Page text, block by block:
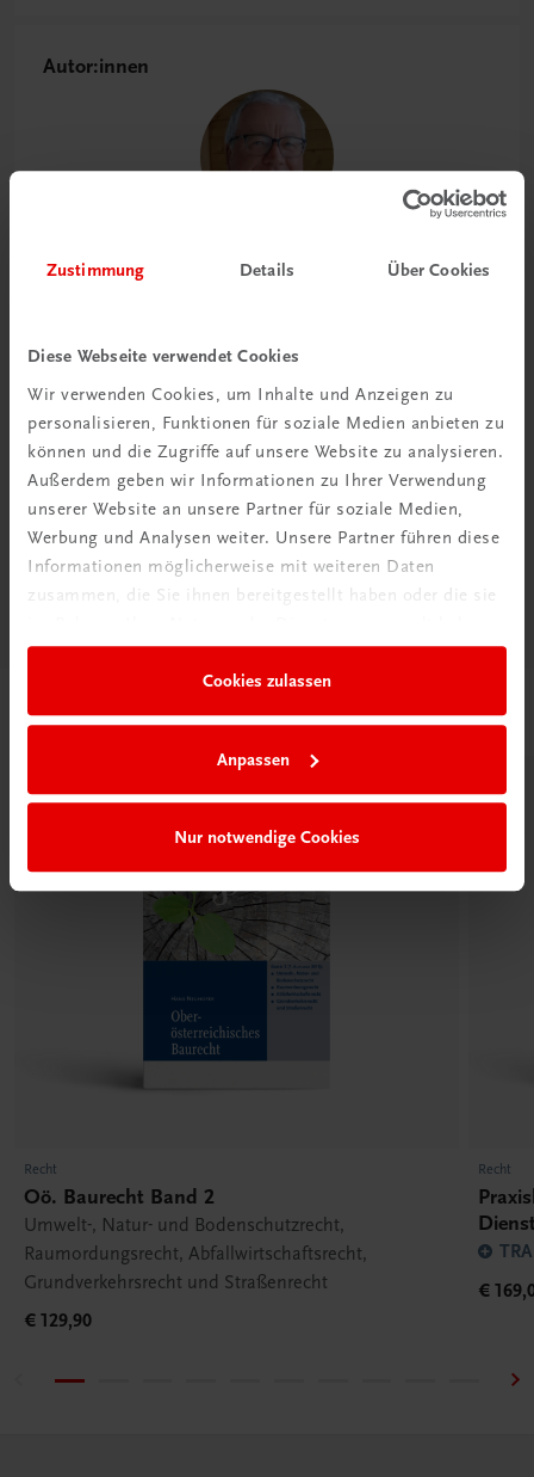
Zustimmung Details Über Cookies
Diese Webseite verwendet Cookies
Wir verwenden Cookies, um Inhalte und Anzeigen zu
personalisieren, Funktionen für soziale Medien anbieten zu
können und die Zugriffe auf unsere Website zu analysieren.
Außerdem geben wir Informationen zu Ihrer Verwendung
unserer Website an unsere Partner für soziale Medien,
Werbung und Analysen weiter. Unsere Partner führen diese
Informationen möglicherweise mit weiteren Daten
zusammen, die Sie ihnen bereitgestellt haben oder die sie
Cookies zulassen
Anpassen
Nur notwendige Cookies
Autor:innen
Rechtsbereichen des Sicherheits- und
an Gemeinden, Organisationen und Vereine weitergibt.
Diese Seite teilen auf:
Passende Produkte
Recht
Oö. Baurecht Band 2
Umwelt-, Natur- und Bodenschutzrecht,
Raumordungsrecht, Abfallwirtschaftsrecht,
Grundverkehrsrecht und Straßenrecht
€ 129,90
Recht
€